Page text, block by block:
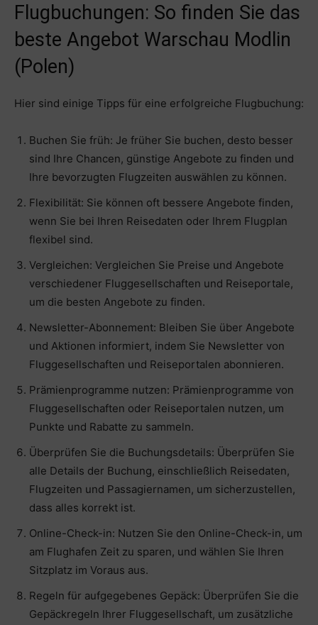
Flugbuchungen: So finden Sie das
beste Angebot Warschau Modlin
(Polen)
Hier sind einige Tipps für eine erfolgreiche Flugbuchung:
Buchen Sie früh: Je früher Sie buchen, desto besser
sind Ihre Chancen, günstige Angebote zu finden und
Ihre bevorzugten Flugzeiten auswählen zu können.
Flexibilität: Sie können oft bessere Angebote finden,
wenn Sie bei Ihren Reisedaten oder Ihrem Flugplan
flexibel sind.
Vergleichen: Vergleichen Sie Preise und Angebote
verschiedener Fluggesellschaften und Reiseportale,
um die besten Angebote zu finden.
Newsletter-Abonnement: Bleiben Sie über Angebote
und Aktionen informiert, indem Sie Newsletter von
Fluggesellschaften und Reiseportalen abonnieren.
Prämienprogramme nutzen: Prämienprogramme von
Fluggesellschaften oder Reiseportalen nutzen, um
Punkte und Rabatte zu sammeln.
Überprüfen Sie die Buchungsdetails: Überprüfen Sie
alle Details der Buchung, einschließlich Reisedaten,
Flugzeiten und Passagiernamen, um sicherzustellen,
dass alles korrekt ist.
Online-Check-in: Nutzen Sie den Online-Check-in, um
am Flughafen Zeit zu sparen, und wählen Sie Ihren
Sitzplatz im Voraus aus.
Regeln für aufgegebenes Gepäck: Überprüfen Sie die
Gepäckregeln Ihrer Fluggesellschaft, um zusätzliche